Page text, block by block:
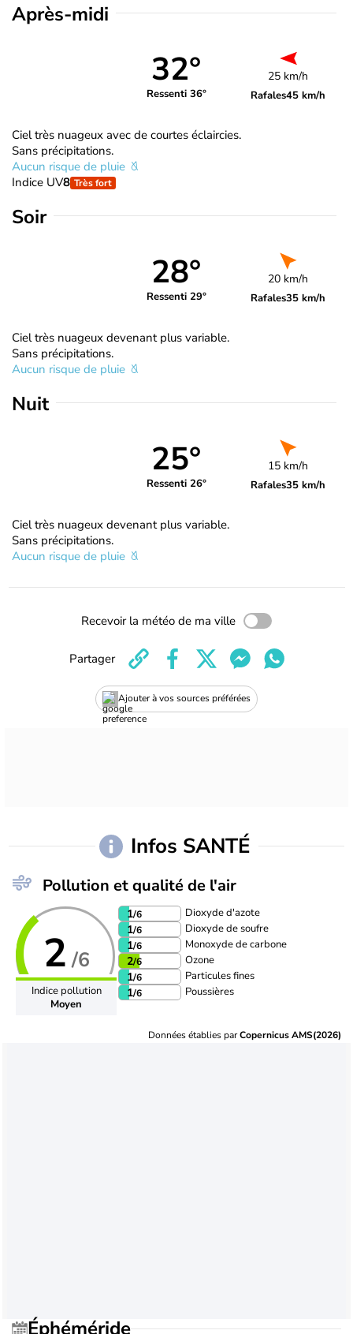
Après-midi
32°
Ressenti 36°
25 km/h
Rafales45 km/h
Ciel très nuageux avec de courtes éclaircies.
Sans précipitations.
Aucun risque de pluie
Indice UV8 Très fort
Soir
28°
Ressenti 29°
20 km/h
Rafales35 km/h
Ciel très nuageux devenant plus variable.
Sans précipitations.
Aucun risque de pluie
Nuit
25°
Ressenti 26°
15 km/h
Rafales35 km/h
Ciel très nuageux devenant plus variable.
Sans précipitations.
Aucun risque de pluie
Recevoir la météo de ma ville
Ajouter à vos sources préférées
Partager
Infos SANTÉ
Pollution et qualité de l'air
2 /6
Indice pollution
Moyen
1/6 Dioxyde d'azote
1/6 Dioxyde de soufre
1/6 Monoxyde de carbone
2/6 Ozone
1/6 Particules fines
1/6 Poussières
Données établies parCopernicus AMS(2026)
Éphéméride